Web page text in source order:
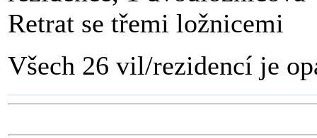
Retrat se třemi ložnicemi
Všech 26 vil/rezidencí je